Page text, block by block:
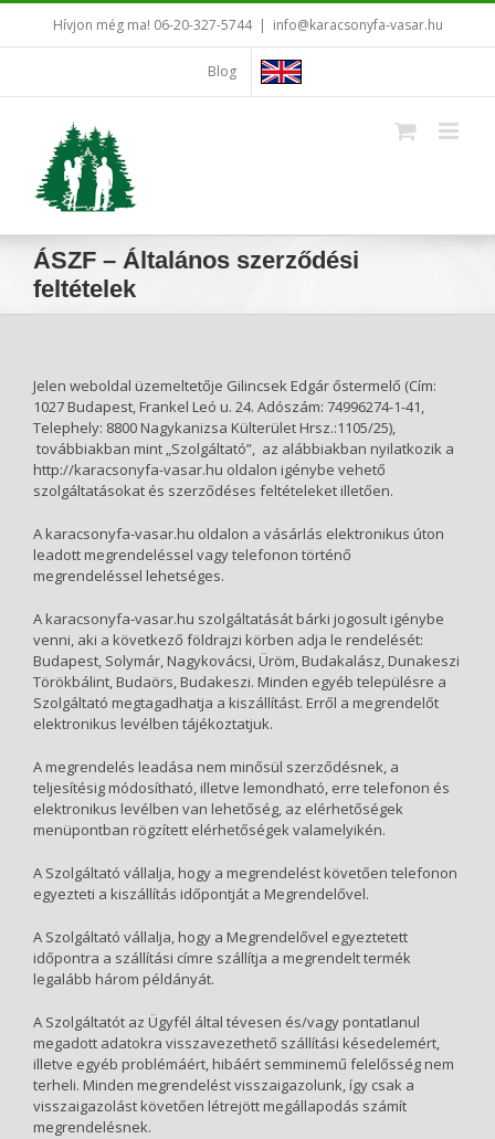
Kihagyás
Hívjon még ma! 06-20-327-5744 | info@karacsonyfa-vasar.hu
Blog
ÁSZF – Általános szerződési
feltételek
Jelen weboldal üzemeltetője Gilincsek Edgár őstermelő (Cím:
1027 Budapest, Frankel Leó u. 24. Adószám: 74996274-1-41,
Telephely: 8800 Nagykanizsa Külterület Hrsz.:1105/25),
továbbiakban mint „Szolgáltató”, az alábbiakban nyilatkozik a
http://karacsonyfa-vasar.hu oldalon igénybe vehető
szolgáltatásokat és szerződéses feltételeket illetően.
A karacsonyfa-vasar.hu oldalon a vásárlás elektronikus úton
leadott megrendeléssel vagy telefonon történő
megrendeléssel lehetséges.
A karacsonyfa-vasar.hu szolgáltatását bárki jogosult igénybe
venni, aki a következő földrajzi körben adja le rendelését:
Budapest, Solymár, Nagykovácsi, Üröm, Budakalász, Dunakeszi
Törökbálint, Budaörs, Budakeszi. Minden egyéb településre a
Szolgáltató megtagadhatja a kiszállítást. Erről a megrendelőt
elektronikus levélben tájékoztatjuk.
A megrendelés leadása nem minősül szerződésnek, a
teljesítésig módosítható, illetve lemondható, erre telefonon és
elektronikus levélben van lehetőség, az elérhetőségek
menüpontban rögzített elérhetőségek valamelyikén.
A Szolgáltató vállalja, hogy a megrendelést követően telefonon
egyezteti a kiszállítás időpontját a Megrendelővel.
A Szolgáltató vállalja, hogy a Megrendelővel egyeztetett
időpontra a szállítási címre szállítja a megrendelt termék
legalább három példányát.
A Szolgáltatót az Ügyfél által tévesen és/vagy pontatlanul
megadott adatokra visszavezethető szállítási késedelemért,
illetve egyéb problémáért, hibáért semminemű felelősség nem
terheli. Minden megrendelést visszaigazolunk, így csak a
visszaigazolást követően létrejött megállapodás számít
megrendelésnek.